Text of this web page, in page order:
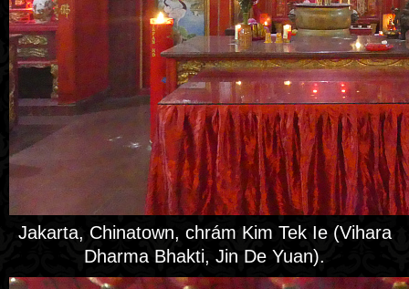
Jakarta, Chinatown, chrám Kim Tek Ie (Vihara
Dharma Bhakti, Jin De Yuan).